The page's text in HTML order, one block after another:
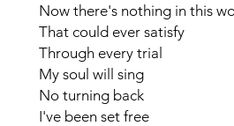
Now there's nothing in this
That could ever satisfy
Through every trial
My soul will sing
No turning back
I've been set free